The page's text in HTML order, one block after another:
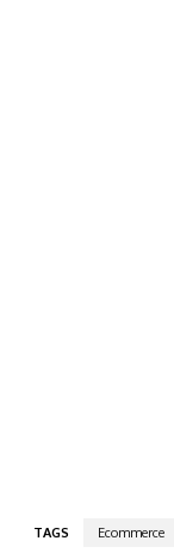
TAGS Ecommerce